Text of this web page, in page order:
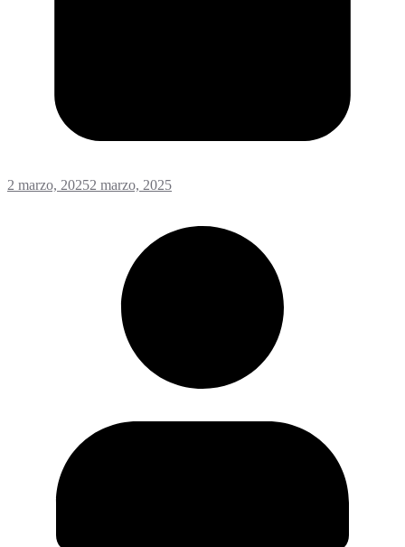
2 marzo, 20252 marzo, 2025